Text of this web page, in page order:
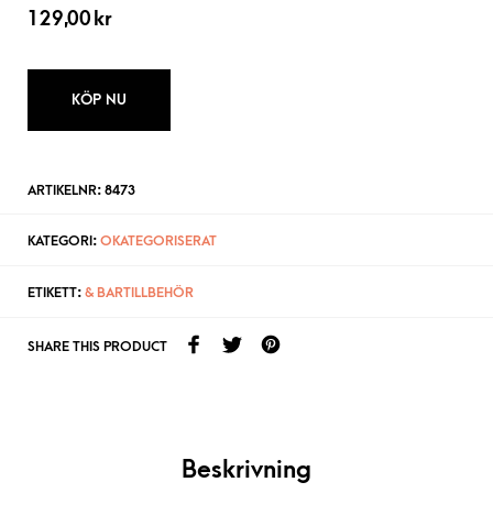
129,00 kr
KÖP NU
ARTIKELNR: 8473
KATEGORI: OKATEGORISERAT
ETIKETT: & BARTILLBEHÖR
SHARE THIS PRODUCT
Beskrivning